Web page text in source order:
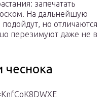
запечатать
На дальнейшую
но отличаются
перезимуют даже не в
чеснока